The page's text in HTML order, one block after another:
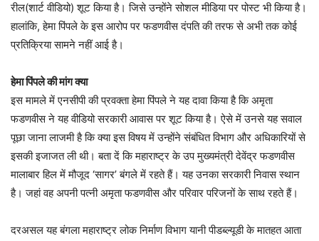
रील(शार्ट वीडियो) शूट किया है। जिसे उन्होंने सोशल मीडिया पर पोस्ट भी किया है।
हालांकि, हेमा पिंपले के इस आरोप पर फडणवीस दंपति की तरफ से अभी तक कोई
प्रतिक्रिया सामने नहीं आई है।
हेमा पिंपले की मांग क्या
इस मामले में एनसीपी की प्रवक्ता हेमा पिंपले ने यह दावा किया है कि अमृता
फडणवीस ने यह वीडियो सरकारी आवास पर शूट किया है। ऐसे में उनसे यह सवाल
पूछा जाना लाजमी है कि क्या इस विषय में उन्होंने संबंधित विभाग और अधिकारियों से
इसकी इजाजत ली थी। बता दें कि महाराष्ट्र के उप मुख्यमंत्री देवेंद्र फडणवीस
मालाबार हिल में मौजूद ‘सागर’ बंगले में रहते हैं। यह उनका सरकारी निवास स्थान
है। जहां वह अपनी पत्नी अमृता फडणवीस और परिवार परिजनों के साथ रहते हैं।
दरअसल यह बंगला महाराष्ट्र लोक निर्माण विभाग यानी पीडब्ल्यूडी के मातहत आता